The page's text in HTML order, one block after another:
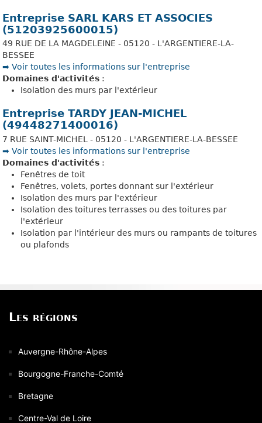
Entreprise SARL KARS ET ASSOCIES
(51203925600015)
49 RUE DE LA MAGDELEINE - 05120 - L'ARGENTIERE-LA-
BESSEE
➡️ Voir toutes les informations sur l'entreprise
Domaines d'activités :
Isolation des murs par l'extérieur
Entreprise TARDY JEAN-MICHEL
(49448271400016)
7 RUE SAINT-MICHEL - 05120 - L'ARGENTIERE-LA-BESSEE
➡️ Voir toutes les informations sur l'entreprise
Domaines d'activités :
Fenêtres de toit
Fenêtres, volets, portes donnant sur l'extérieur
Isolation des murs par l'extérieur
Isolation des toitures terrasses ou des toitures par
l'extérieur
Isolation par l'intérieur des murs ou rampants de toitures
ou plafonds
Les régions
Auvergne-Rhône-Alpes
Bourgogne-Franche-Comté
Bretagne
Centre-Val de Loire